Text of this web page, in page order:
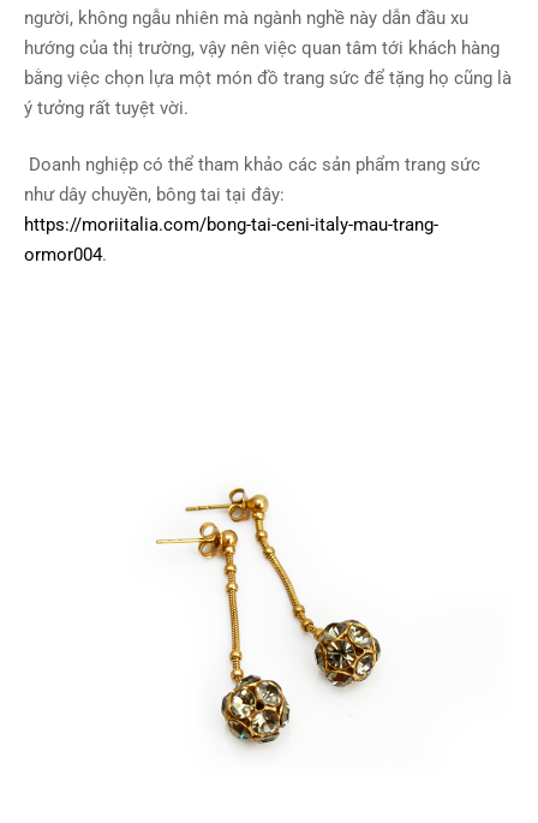
người, không ngẫu nhiên mà ngành nghề này dẫn đầu xu
hướng của thị trường, vậy nên việc quan tâm tới khách hàng
bằng việc chọn lựa một món đồ trang sức để tặng họ cũng là
ý tưởng rất tuyệt vời.
Doanh nghiệp có thể tham khảo các sản phẩm trang sức
như dây chuyền, bông tai tại đây:
https://moriitalia.com/bong-tai-ceni-italy-mau-trang-
ormor004.